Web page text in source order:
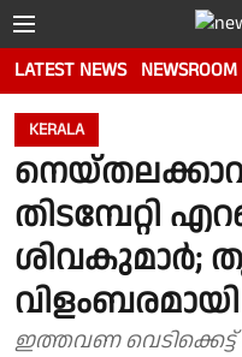
LATEST NEWS NEWSROOM
KERALA
തിടമ്പേറ്റി
ശിവകുമാര്‍;
വിളംബരമായി
ഇത്തവണ